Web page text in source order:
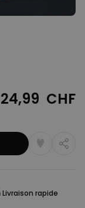
24,99 CHF
Livraison rapide